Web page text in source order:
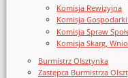
Komisja Rewizyjna
Komisja
Komisja Spraw
Komisja Skarg,
Burmistrz Olsztynka
Zastępca Burmistrza